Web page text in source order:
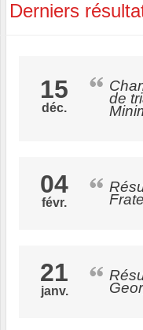
Derniers
15
déc.
Championnat départemental
de
04
févr.
Résultats du cross de La
21
janv.
Résultats du cross de Saint